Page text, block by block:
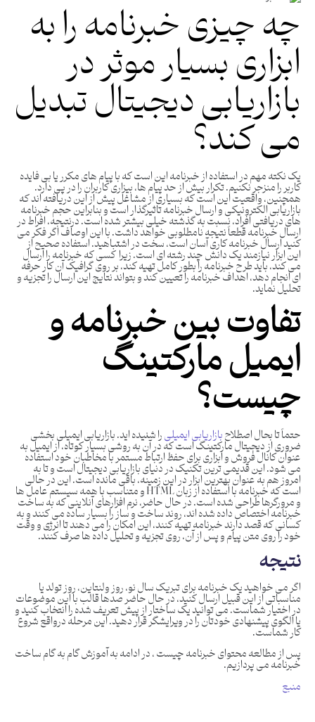
چه چیزی خبرنامه را به
ابزاری بسیار موثر در
بازاریابی دیجیتال تبدیل
می کند؟
یک نکته مهم در استفاده از خبرنامه این است که با پیام های مکرر یا بی فایده
کاربر را منزجر نکنیم. تکرار بیش از حد پیام ها، بیزاری کاربران را در پی دارد.
همچنین، واقعیت این است که بسیاری از مشاغل پیش از این دریافته اند که
بازاریابی الکترونیکی و ارسال خبرنامه تاثیرگذار است و بنابراین حجم خبرنامه
های دریافتی افراد، نسبت به گذشته خیلی بیشتر شده است. درنتیجه، افراط در
ارسال خبرنامه قطعاً نتیجه نامطلوبی خواهد داشت. با این اوصاف اگر فکر می
کنید ارسال خبرنامه کاری آسان است، سخت در اشتباهید. استفاده صحیح از
این ابزار نیازمند یک دانش چند رشته ای است. زیرا کسی که خبرنامه را ارسال
می کند، باید طرح خبرنامه را بطور کامل تهیه کند، بر روی گرافیک آن کار حرفه
ای انجام دهد، اهداف خبرنامه را تعیین کند و بتواند نتایج این ارسال را تجزیه و
تحلیل نماید.
تفاوت بین خبرنامه و
ایمیل مارکتینگ
چیست؟
حتماً تا بحال اصطلاحبازاریابی ایمیلیرا شنیده اید. بازاریابی ایمیلی بخشی
ضروری از دیجیتال مارکتینگ است که در آن به روشی بسیار کوتاه، از ایمیل به
عنوان کانال فروش و ابزاری برای حفظ ارتباط مستمر با مخاطبان خود استفاده
می شود. این قدیمی ترین تکنیک در دنیای بازاریابی دیجیتال است و تا به
امروز هم به عنوان بهترین ابزار در این زمینه، باقی مانده است. این در حالی
است که خبرنامه با استفاده از زبان HTML و متناسب با همه سیستم عامل ها
و مرورگرها طراحی شده است. در حال حاضر، نرم افزارهای آنلاینی که به ساخت
خبرنامه اختصاص داده شده اند، روند ساخت و ساز را بسیار ساده می کنند و به
کسانی که قصد دارند خبرنامه تهیه کنند، این امکان را می دهند تا انرژی و وقت
خود را روی متن پیام و پس از آن، روی تجزیه و تحلیل داده ها صرف کنند.
نتیجه
اگر می خواهید یک خبرنامه برای تبریک سال نو، روز ولنتاین، روز تولد یا
مناسباتی از این قبیل ارسال کنید، در حال حاضر صدها قالب با این موضوعات
در اختیار شماست. می توانید یک ساختار از پیش تعریف شده را انتخاب کنید و
یا الگوی پیشنهادی خودتان را در ویرایشگر قرار دهید. این مرحله درواقع شروع
کار شماست.
پس از مطالعه محتوای خبرنامه چیست ، در ادامه به آموزش گام به گام ساخت
خبرنامه می پردازیم.
منبع